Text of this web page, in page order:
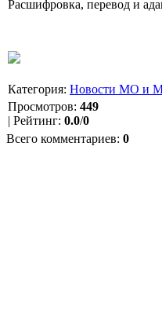
Расшифровка, перевод и
Категория: Новости МО и
Просмотров: 449
| Рейтинг: 0.0/0
Всего комментариев: 0